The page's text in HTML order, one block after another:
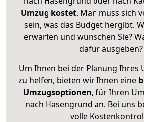
Umzug kostet. Man muss sich
sein, was das Budget hergibt.
erwarten und wünschen Sie?
dafür ausgeben?
Um Ihnen bei der Planung Ihres
zu helfen, bieten wir Ihnen eine
Umzugsoptionen, für Ihren
nach Hasengrund an. Bei uns
volle